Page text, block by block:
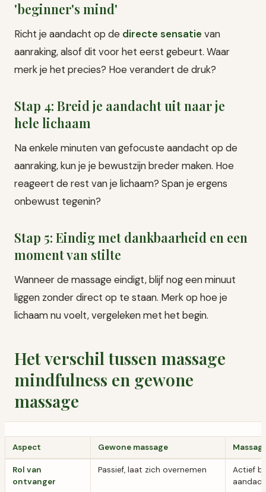
'beginner's mind'
Richt je aandacht op de directe sensatie van
aanraking, alsof dit voor het eerst gebeurt. Waar
merk je het precies? Hoe verandert de druk?
Stap 4: Breid je aandacht uit naar je
hele lichaam
Na enkele minuten van gefocuste aandacht op de
aanraking, kun je je bewustzijn breder maken. Hoe
reageert de rest van je lichaam? Span je ergens
onbewust tegenin?
Stap 5: Eindig met dankbaarheid en een
moment van stilte
Wanneer de massage eindigt, blijf nog een minuut
liggen zonder direct op te staan. Merk op hoe je
lichaam nu voelt, vergeleken met het begin.
Het verschil tussen massage
mindfulness en gewone
massage
Aspect Gewone massage
Rol van
ontvanger
Passief, laat zich overnemen
Actief